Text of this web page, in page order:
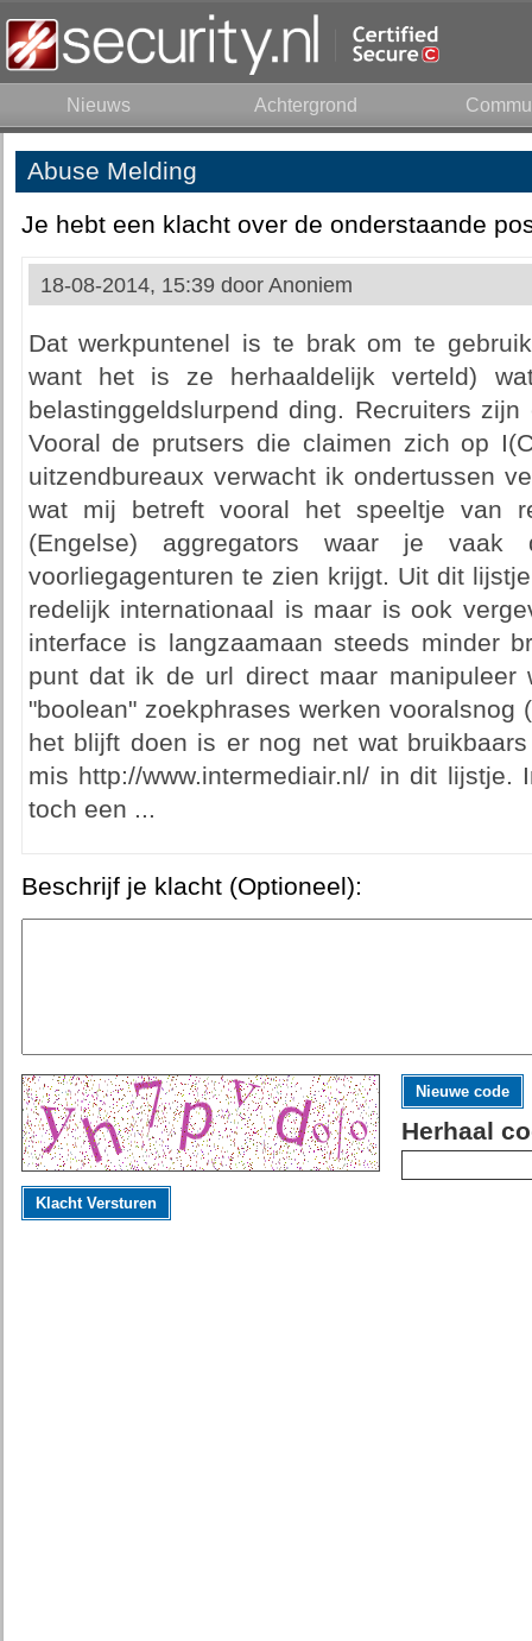
Nieuws Achtergrond
Abuse Melding
Je hebt een klacht over de onderstaande
18-08-2014, 15:39 door Anoniem
Dat werkpuntenel is te brak om te
want het is ze herhaaldelijk verteld)
belastinggeldslurpend ding. Recruiters
Vooral de prutsers die claimen zich op
uitzendbureaux verwacht ik ondertussen
wat mij betreft vooral het speeltje van
(Engelse) aggregators waar je vaak
voorliegagenturen te zien krijgt. Uit dit
redelijk internationaal is maar is ook
interface is langzaamaan steeds minder
punt dat ik de url direct maar
"boolean" zoekphrases werken
het blijft doen is er nog net wat
mis http://www.intermediair.nl/ in dit
toch een ...
Beschrijf je klacht (Optioneel):
Nieuwe code
Herhaal
Klacht Versturen